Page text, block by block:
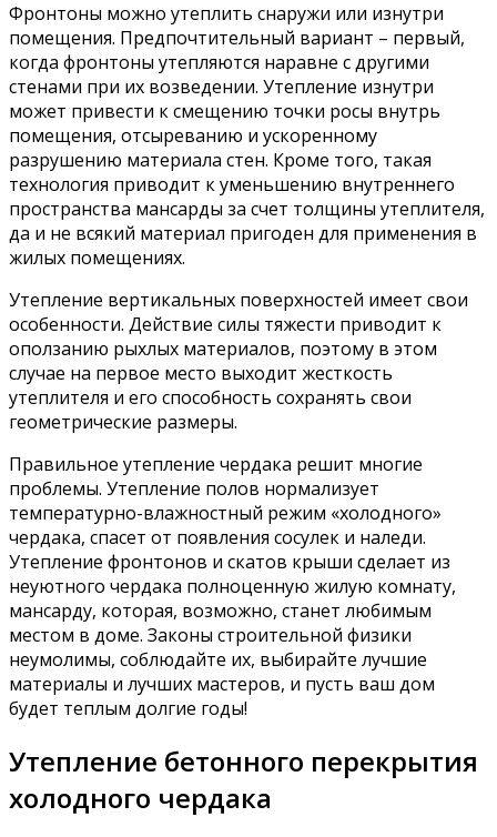
Фронтоны можно утеплить снаружи или изнутри
помещения. Предпочтительный вариант – первый,
когда фронтоны утепляются наравне с другими
стенами при их возведении. Утепление изнутри
может привести к смещению точки росы внутрь
помещения, отсыреванию и ускоренному
разрушению материала стен. Кроме того, такая
технология приводит к уменьшению внутреннего
пространства мансарды за счет толщины утеплителя,
да и не всякий материал пригоден для применения в
жилых помещениях.
Утепление вертикальных поверхностей имеет свои
особенности. Действие силы тяжести приводит к
оползанию рыхлых материалов, поэтому в этом
случае на первое место выходит жесткость
утеплителя и его способность сохранять свои
геометрические размеры.
Правильное утепление чердака решит многие
проблемы. Утепление полов нормализует
температурно-влажностный режим «холодного»
чердака, спасет от появления сосулек и наледи.
Утепление фронтонов и скатов крыши сделает из
неуютного чердака полноценную жилую комнату,
мансарду, которая, возможно, станет любимым
местом в доме. Законы строительной физики
неумолимы, соблюдайте их, выбирайте лучшие
материалы и лучших мастеров, и пусть ваш дом
будет теплым долгие годы!
Утепление бетонного перекрытия
холодного чердака